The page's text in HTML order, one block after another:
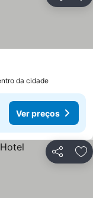
da cidade
Ver preços
Partilhar